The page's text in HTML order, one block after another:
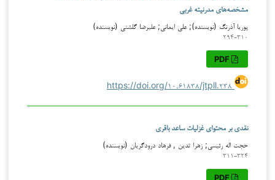
مشخصه‌های مدرنیته غربی
پوریا آذرنگ (نویسنده); علی ایمانی; علیرضا گلشنی (نویسنده)
۲۹۴-۳۱۰
https://doi.org/۱۰.۶۱۸۳۸/jtpll.۲۳۸
نقدی بر محتوای غزلیات ساعد باقری
حجت اله رئیسی; زهرا تدین , فرهاد درودگریان (نویسنده)
۳۱۱-۳۲۴